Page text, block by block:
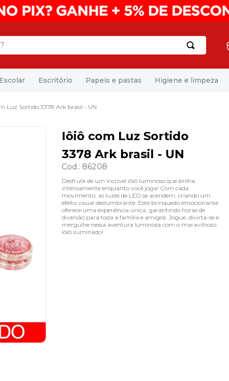
Escolar Escritório Papeis e pastas Higiene e limpeza
Luz Sortido 3378 Ark brasil - UN
Iôiô com Luz Sortido
3378 Ark brasil - UN
Cod.: 86208
Desfrute de um incrível iôiô luminoso que brilha
intensamente enquanto você joga! Com cada
movimento, as luzes de LED se acendem, criando um
efeito visual deslumbrante. Este brinquedo emocionante
oferece uma experiência única, garantindo horas de
diversão para toda a família e amigos. Jogue, divirta-se e
mergulhe nessa aventura luminosa com o maravilhoso
iôiô iluminado!